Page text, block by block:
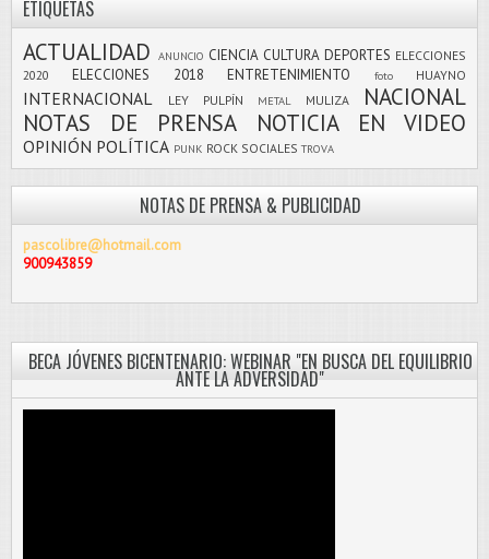
ETIQUETAS
ACTUALIDAD ANUNCIO CIENCIA CULTURA DEPORTES ELECCIONES
2020
ELECCIONES 2018 ENTRETENIMIENTO foto HUAYNO
INTERNACIONAL LEY PULPÍN METAL MULIZA
NACIONAL
NOTAS DE PRENSA
NOTICIA EN VIDEO
OPINIÓN POLÍTICA PUNK ROCK SOCIALES TROVA
NOTAS DE PRENSA & PUBLICIDAD
pascolibre@hotmail.com
900943859
BECA JÓVENES BICENTENARIO: WEBINAR "EN BUSCA DEL EQUILIBRIO
ANTE LA ADVERSIDAD"